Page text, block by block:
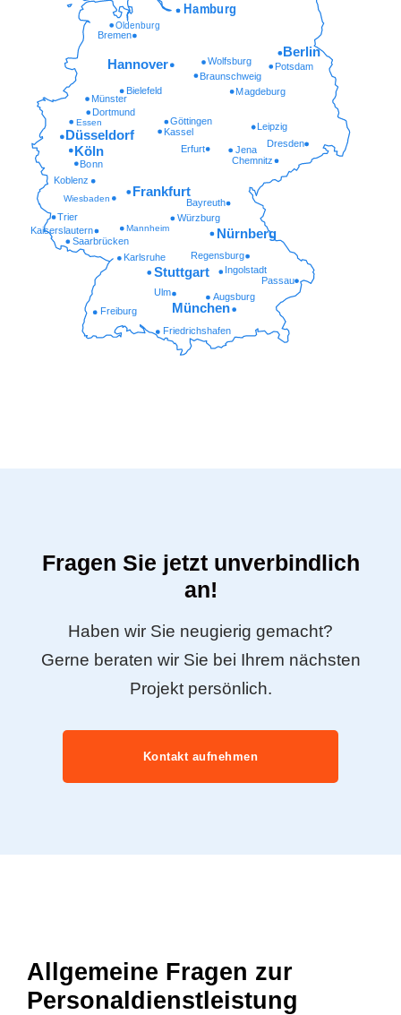
Friedrichshafen
Freiburg
Augsburg
Ulm
Passau
Ingolstadt
Regensburg
Karlsruhe
Saarbrücken
Kaiserslautern Mannheim
Würzburg
Trier
Wiesbaden Bayreuth
Koblenz
Chemnitz
Bonn
Erfurt Jena
Dresden
Kassel
Göttingen
Essen
Dortmund
Münster
Magdeburg
Bielefeld
Braunschweig
Potsdam
Wolfsburg
Oldenburg
München
Stuttgart
Nürnberg
Frankfurt
Köln
Düsseldorf
Leipzig
Hannover
Berlin
Bremen
Hamburg
Fragen Sie jetzt unverbindlich
an!
Haben wir Sie neugierig gemacht?
Gerne beraten wir Sie bei Ihrem nächsten
Projekt persönlich.
Kontakt aufnehmen
Allgemeine Fragen zur
Personaldienstleistung